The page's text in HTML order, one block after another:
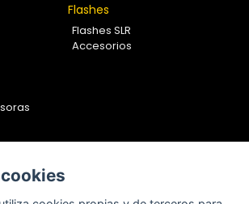
Flashes
Flashes SLR
Accesorios